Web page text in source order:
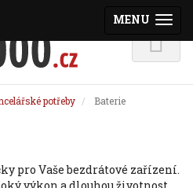
potřeby Baterie
pro Vaše bezdrátové zařízení.
MENU